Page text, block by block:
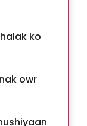
ko
owr